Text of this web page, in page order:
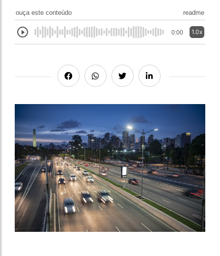
ouça este conteúdo readme
0:00 1.0x